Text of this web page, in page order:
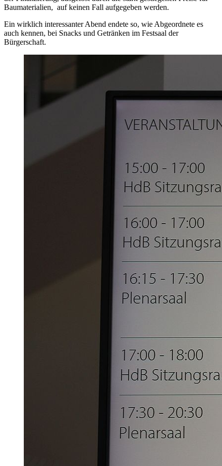
Baumaterialien, auf keinen Fall aufgegeben werden.
Ein wirklich interessanter Abend endete so, wie Abgeordnete es
auch kennen, bei Snacks und Getränken im Festsaal der
Bürgerschaft.